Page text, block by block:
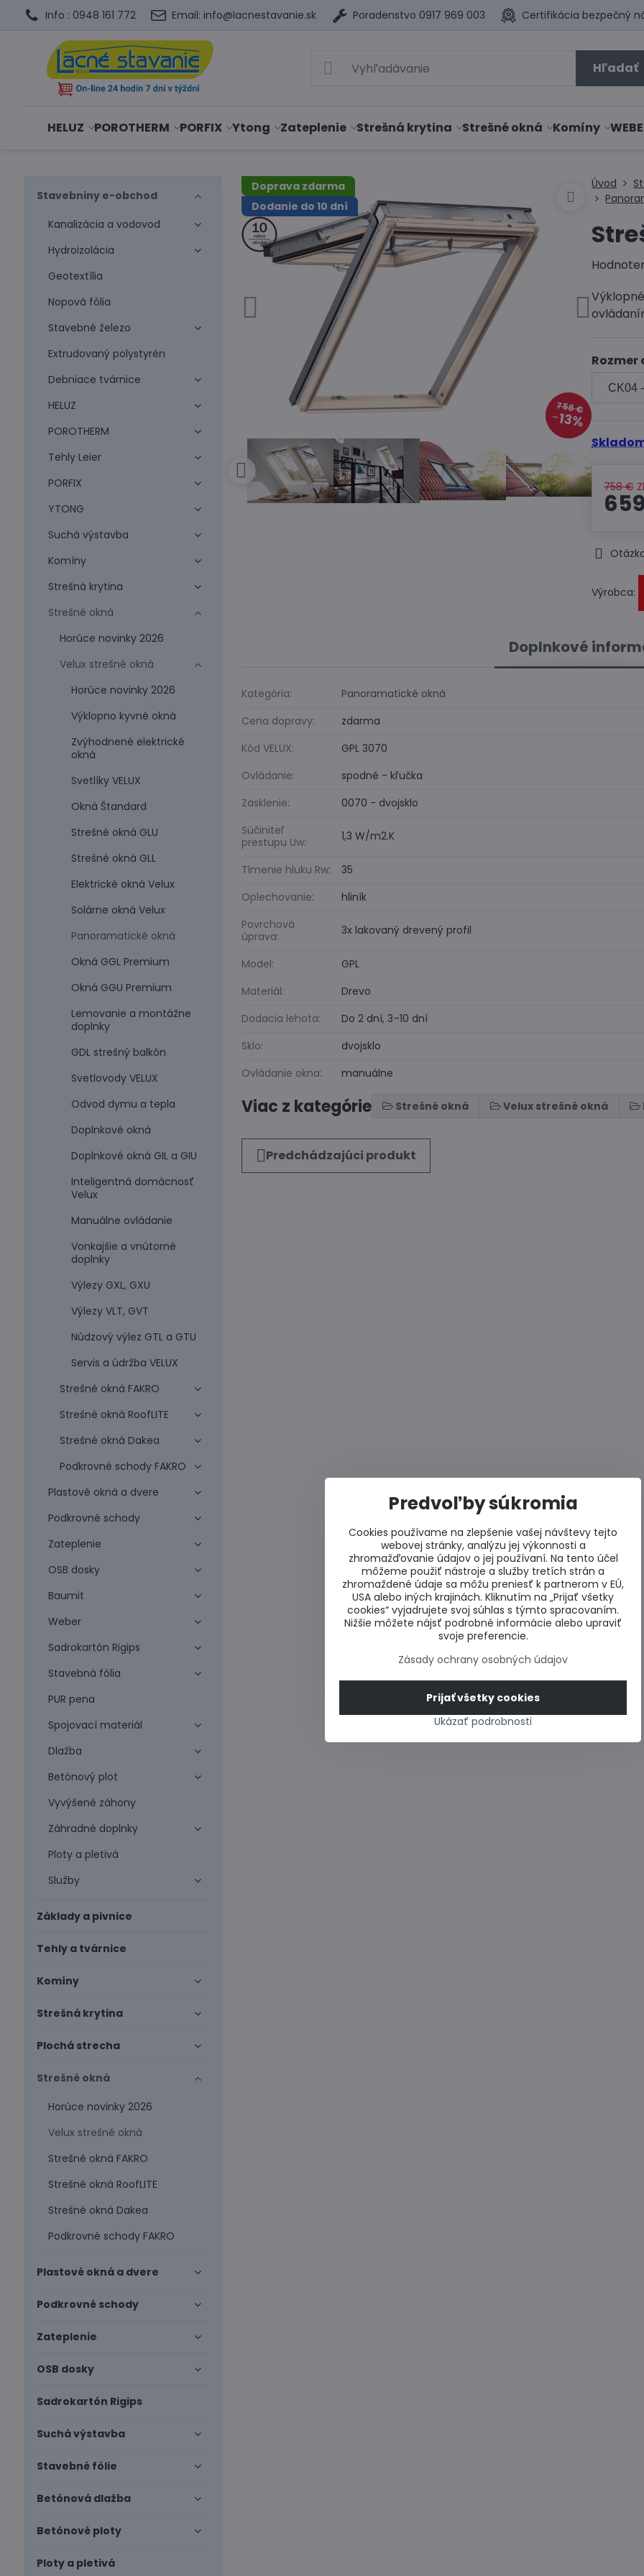
Info : 0948 161 772 Email: info@lacnestavanie.sk Poradenstvo 0917 969 003 Certifikácia bezpečný
Hľadať
HELUZ POROTHERM PORFIX Ytong Zateplenie Strešná krytina Strešné okná Komíny
Doprava zdarma
Dodanie do 10 dní
758 €
13%
Úvod
Rozmer
758 €
Výrobca:
Doplnkové
Kategória:
Panoramatické okná
Cena dopravy:
zdarma
Kód VELUX:
GPL 3070
Ovládanie:
spodné - kľučka
Zasklenie:
0070 - dvojsklo
Súčiniteľ
prestupu Uw:
1,3 W/m2.K
Tlmenie hluku Rw:
35
Oplechovanie:
hliník
Povrchová
úprava:
3x lakovaný drevený profil
Model:
GPL
Materiál:
Drevo
Dodacia lehota:
Do 2 dní, 3–10 dní
Sklo:
dvojsklo
Ovládanie okna:
manuálne
Viac z kategórie Strešné okná Velux strešné okná
Predchádzajúci produkt
Stavebniny e-obchod
Kanalizácia a vodovod
Hydroizolácia
Geotextília
Nopová fólia
Stavebné železo
Extrudovaný polystyrén
Debniace tvárnice
HELUZ
POROTHERM
Tehly Leier
PORFIX
YTONG
Suchá výstavba
Komíny
Strešná krytina
Strešné okná
Horúce novinky 2026
Velux strešné okná
Horúce novinky 2026
Výklopno kyvné okná
Zvýhodnené elektrické
okná
Svetlíky VELUX
Okná Štandard
Strešné okná GLU
Strešné okná GLL
Elektrické okná Velux
Solárne okná Velux
Panoramatické okná
Okná GGL Premium
Okná GGU Premium
Lemovanie a montážne
doplnky
GDL strešný balkón
Svetlovody VELUX
Odvod dymu a tepla
Doplnkové okná
Doplnkové okná GIL a GIU
Inteligentná domácnosť
Velux
Manuálne ovládanie
Vonkajšie a vnútorné
doplnky
Výlezy GXL, GXU
Výlezy VLT, GVT
Núdzový výlez GTL a GTU
Servis a údržba VELUX
Strešné okná FAKRO
Strešné okná RoofLITE
Strešné okná Dakea
Podkrovné schody FAKRO
Plastové okná a dvere
Podkrovné schody
Zateplenie
OSB dosky
Baumit
Weber
Sadrokartón Rigips
Stavebná fólia
PUR pena
Spojovací materiál
Dlažba
Betónový plot
Vyvýšené záhony
Záhradné doplnky
Ploty a pletivá
Služby
Základy a pivnice
Tehly a tvárnice
Komíny
Strešná krytina
Plochá strecha
Strešné okná
Horúce novinky 2026
Velux strešné okná
Strešné okná FAKRO
Strešné okná RoofLITE
Strešné okná Dakea
Podkrovné schody FAKRO
Plastové okná a dvere
Podkrovné schody
Zateplenie
OSB dosky
Sadrokartón Rigips
Suchá výstavba
Stavebné fólie
Betónová dlažba
Betónové ploty
Ploty a pletivá
Predvoľby súkromia
Cookies používame na zlepšenie vašej návštevy tejto
webovej stránky, analýzu jej výkonnosti a
zhromažďovanie údajov o jej používaní. Na tento účel
môžeme použiť nástroje a služby tretích strán a
zhromaždené údaje sa môžu preniesť k partnerom v EÚ,
USA alebo iných krajinách. Kliknutím na „Prijať všetky
cookies“ vyjadrujete svoj súhlas s týmto spracovaním.
Nižšie môžete nájsť podrobné informácie alebo upraviť
svoje preferencie.
Zásady ochrany osobných údajov
Ukázať podrobnosti
Prijať všetky cookies